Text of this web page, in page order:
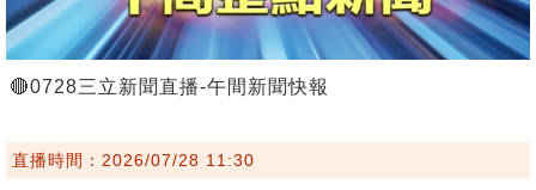
🔴0728三立新聞直播-午間新聞快報
直播時間：2026/07/28 11:30